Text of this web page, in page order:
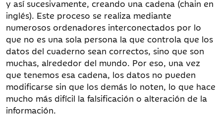
y así sucesivamente, creando una cadena (chain en
inglés). Este proceso se realiza mediante
numerosos ordenadores interconectados por lo
que no es una sola persona la que controla que los
datos del cuaderno sean correctos, sino que son
muchas, alrededor del mundo. Por eso, una vez
que tenemos esa cadena, los datos no pueden
modificarse sin que los demás lo noten, lo que hace
mucho más difícil la falsificación o alteración de la
información.